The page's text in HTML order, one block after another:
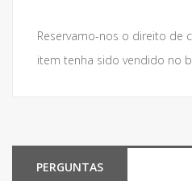
Reservamo-nos o direito de
item tenha sido vendido no
PERGUNTAS